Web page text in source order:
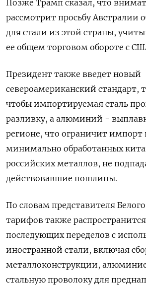
Позже Трамп сказал, что
рассмотрит просьбу Австралии
для стали из этой страны,
ее общем торговом обороте с
Президент также введет новый
североамериканский стандарт,
чтобы импортируемая сталь
разливку, а алюминий -
регионе, что ограничит
минимально обработанных
российских металлов, не
действовавшие пошлины.
По словам представителя
тарифов также
последующих переделов с
иностранной стали, включая
металлоконструкции,
стальную проволоку для